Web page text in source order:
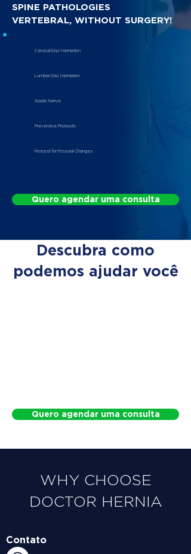
SPINE PATHOLOGIES
VERTEBRAL, WITHOUT SURGERY!
Cervical Disc Herniation
Lumbar Disc Herniation
Sciatic Nerve
Preventive Protocols
Protocol for Postural Changes
Quero agendar uma consulta
Descubra como
podemos ajudar você
Quero agendar uma consulta
WHY CHOOSE
DOCTOR HERNIA
Contato